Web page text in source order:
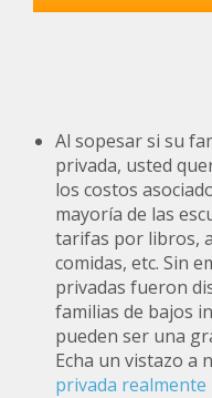
Al sopesar si su
privada, usted
los costos
mayoría de las
tarifas por libros,
comidas, etc. Sin
privadas fueron
familias de bajos
pueden ser una
Echa un vistazo a
privada realmente